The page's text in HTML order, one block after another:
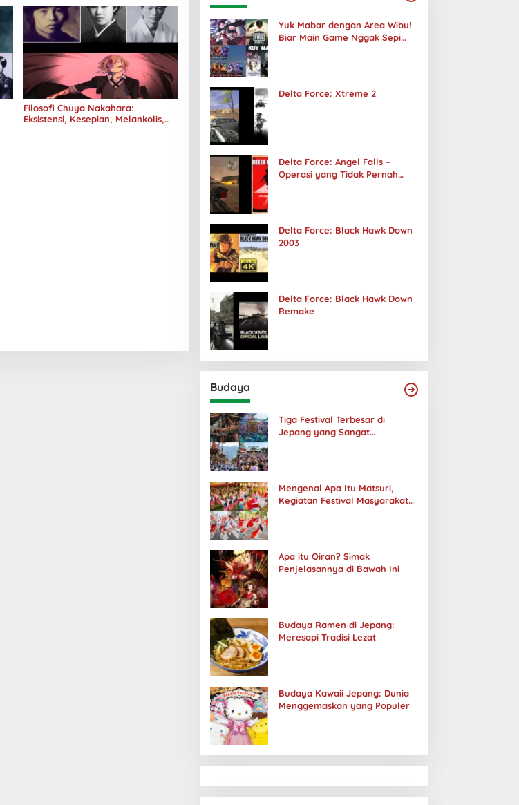
Filosofi Chuya Nakahara:
Eksistensi, Kesepian, Melankolis,
Yuk Mabar dengan Area Wibu!
Biar Main Game Nggak Sepi
Delta Force: Xtreme 2
Delta Force: Angel Falls –
Operasi yang Tidak Pernah
Delta Force: Black Hawk Down
2003
Delta Force: Black Hawk Down
Remake
Budaya
Tiga Festival Terbesar di
Jepang yang Sangat
Mengenal Apa Itu Matsuri,
Kegiatan Festival Masyarakat
Apa itu Oiran? Simak
Penjelasannya di Bawah Ini
Budaya Ramen di Jepang:
Meresapi Tradisi Lezat
Budaya Kawaii Jepang: Dunia
Menggemaskan yang Populer